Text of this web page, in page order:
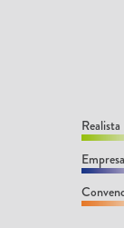
Realista